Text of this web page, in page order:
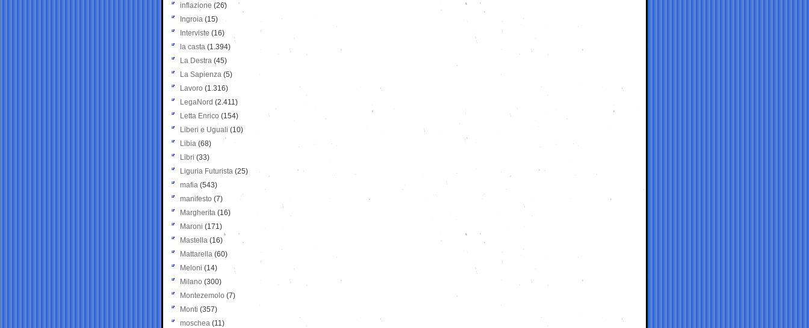
inflazione (26)
Ingroia (15)
Interviste (16)
la casta (1.394)
La Destra (45)
La Sapienza (5)
Lavoro (1.316)
LegaNord (2.411)
Letta Enrico (154)
Liberi e Uguali (10)
Libia (68)
Libri (33)
Liguria Futurista (25)
mafia (543)
manifesto (7)
Margherita (16)
Maroni (171)
Mastella (16)
Mattarella (60)
Meloni (14)
Milano (300)
Montezemolo (7)
Monti (357)
moschea (11)